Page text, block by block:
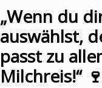
„Wenn du
auswählst,
passt zu
Milchreis!“